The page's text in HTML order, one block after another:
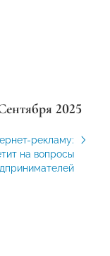
2025
рекламу:
на вопросы